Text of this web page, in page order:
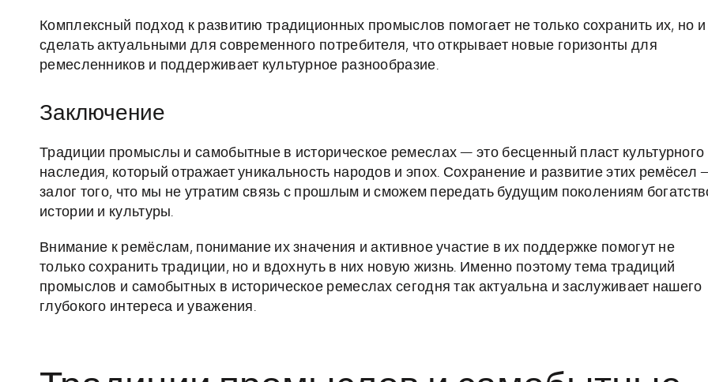
Комплексный подход к развитию традиционных промыслов помогает не только сохранить их, но и
сделать актуальными для современного потребителя, что открывает новые горизонты для
ремесленников и поддерживает культурное разнообразие.
Заключение
Традиции промыслы и самобытные в историческое ремеслах — это бесценный пласт культурного
наследия, который отражает уникальность народов и эпох. Сохранение и развитие этих ремёсел
залог того, что мы не утратим связь с прошлым и сможем передать будущим поколениям
истории и культуры.
Внимание к ремёслам, понимание их значения и активное участие в их поддержке помогут не
только сохранить традиции, но и вдохнуть в них новую жизнь. Именно поэтому тема традиций
промыслов и самобытных в историческое ремеслах сегодня так актуальна и заслуживает нашего
глубокого интереса и уважения.